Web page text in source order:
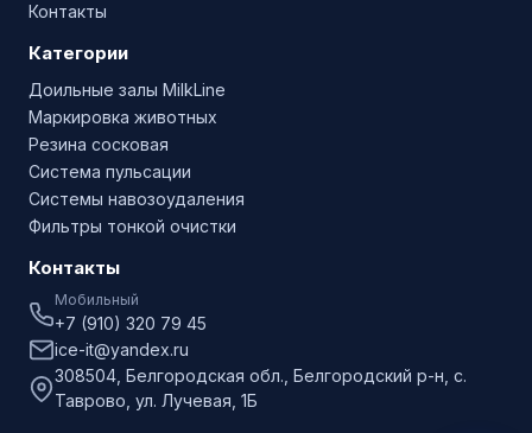
Контакты
Категории
Доильные залы MilkLine
Маркировка животных
Резина сосковая
Система пульсации
Системы навозоудаления
Фильтры тонкой очистки
Контакты
Мобильный
+7 (910) 320 79 45
ice-it@yandex.ru
308504, Белгородская обл., Белгородский р-н, с.
Таврово, ул. Лучевая, 1Б